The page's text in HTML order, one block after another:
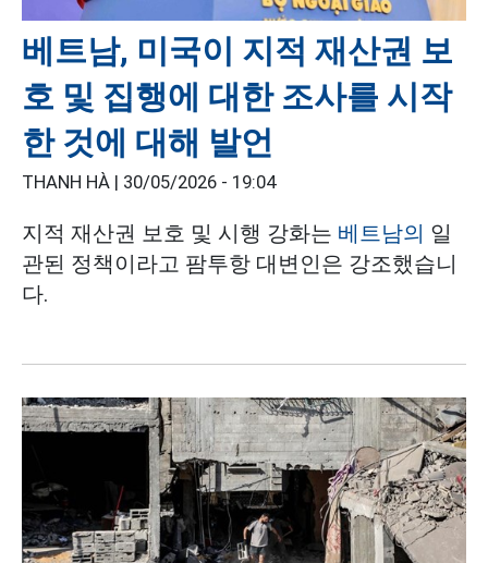
베트남, 미국이 지적 재산권 보
호 및 집행에 대한 조사를 시작
한 것에 대해 발언
THANH HÀ | 30/05/2026 - 19:04
지적 재산권 보호 및 시행 강화는 베트남의 일
관된 정책이라고 팜투항 대변인은 강조했습니
다.